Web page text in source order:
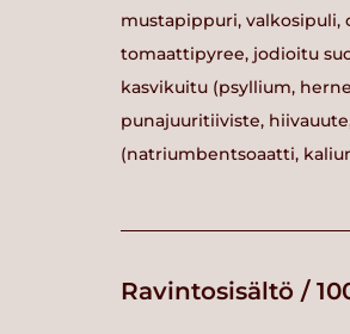
mustapippuri, valkosipuli,
tomaattipyree, jodioitu
kasvikuitu (psyllium,
punajuuritiiviste,
(natriumbentsoaatti,
Ravintosisältö /